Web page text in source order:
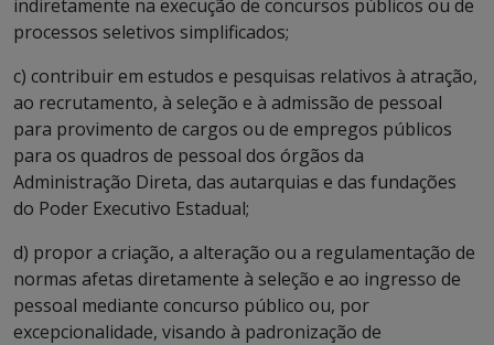
indiretamente na execução de concursos públicos ou de
processos seletivos simplificados;
c) contribuir em estudos e pesquisas relativos à atração,
ao recrutamento, à seleção e à admissão de pessoal
para provimento de cargos ou de empregos públicos
para os quadros de pessoal dos órgãos da
Administração Direta, das autarquias e das fundações
do Poder Executivo Estadual;
d) propor a criação, a alteração ou a regulamentação de
normas afetas diretamente à seleção e ao ingresso de
pessoal mediante concurso público ou, por
excepcionalidade, visando à padronização de